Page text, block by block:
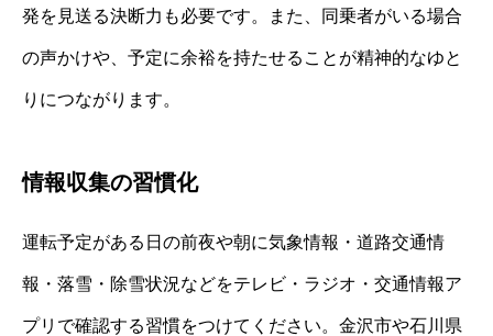
発を見送る決断力も必要です。また、同乗者がいる場合
の声かけや、予定に余裕を持たせることが精神的なゆと
りにつながります。
情報収集の習慣化
運転予定がある日の前夜や朝に気象情報・道路交通情
報・落雪・除雪状況などをテレビ・ラジオ・交通情報ア
プリで確認する習慣をつけてください。金沢市や石川県